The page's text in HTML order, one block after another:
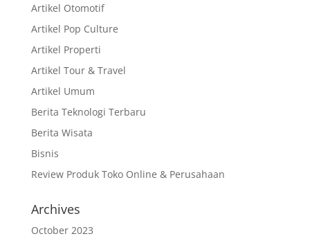
Artikel Otomotif
Artikel Pop Culture
Artikel Properti
Artikel Tour & Travel
Artikel Umum
Berita Teknologi Terbaru
Berita Wisata
Bisnis
Review Produk Toko Online & Perusahaan
Archives
October 2023